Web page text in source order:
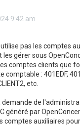
9:42 am
pas les comptes
gérer sous
comptes clients que
comptable : 401EDF,
etc.
demande de
généré par
comptes auxiliaires